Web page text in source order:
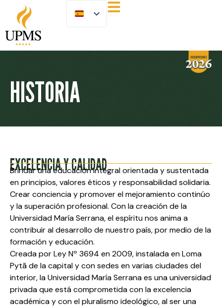
HISTORIA
EXCELENCIA Y CALIDAD
Brindar una educación integral orientada y sustentada
en principios, valores éticos y responsabilidad solidaria.
Crear conciencia y promover el mejoramiento continúo
y la superación profesional. Con la creación de la
Universidad María Serrana, el espíritu nos anima a
contribuir al desarrollo de nuestro país, por medio de la
formación y educación.
Creada por Ley Nº 3694 en 2009, instalada en Loma
Pytã de la capital y con sedes en varias ciudades del
interior, la Universidad María Serrana es una universidad
privada que está comprometida con la excelencia
académica y con el pluralismo ideológico, al ser una